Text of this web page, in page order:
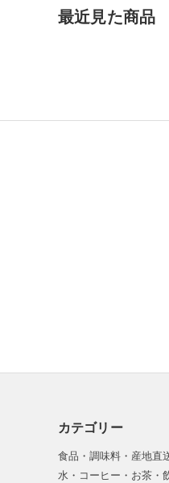
最近見た商品
カテゴリー
食品・調味料・産地直
水・コーヒー・お茶・